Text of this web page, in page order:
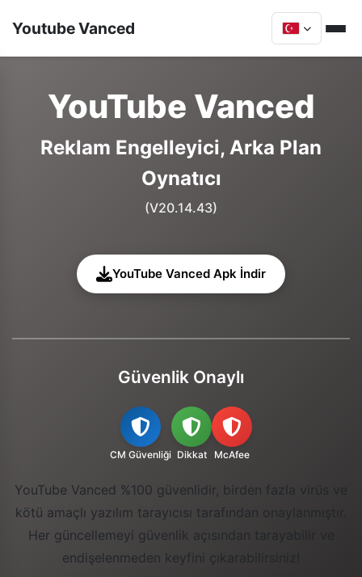
Youtube Vanced
YouTube Vanced
Reklam Engelleyici, Arka Plan
Oynatıcı
(V20.14.43)
YouTube Vanced Apk İndir
Güvenlik Onaylı
CM Güvenliği Dikkat McAfee
YouTube Vanced %100 güvenlidir, birden fazla virüs ve
kötü amaçlı yazılım tarayıcısı tarafından onaylanmıştır.
Her güncellemeyi güvenlik açısından tarayabilir ve
endişelenmeden keyfini çıkarabilirsiniz!